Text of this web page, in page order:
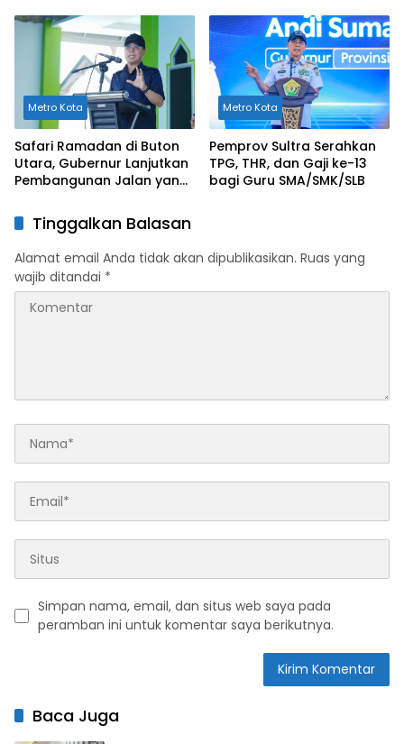
Standar
Capaian Tahun 2024
Metro Kota
Safari Ramadan di Buton
Utara, Gubernur Lanjutkan
Pembangunan Jalan yang
Metro Kota
Pemprov Sultra Serahkan
TPG, THR, dan Gaji ke-13
bagi Guru SMA/SMK/SLB
Tinggalkan Balasan
Alamat email Anda tidak akan dipublikasikan. Ruas yang
wajib ditandai *
Simpan nama, email, dan situs web saya pada
peramban ini untuk komentar saya berikutnya.
Baca Juga